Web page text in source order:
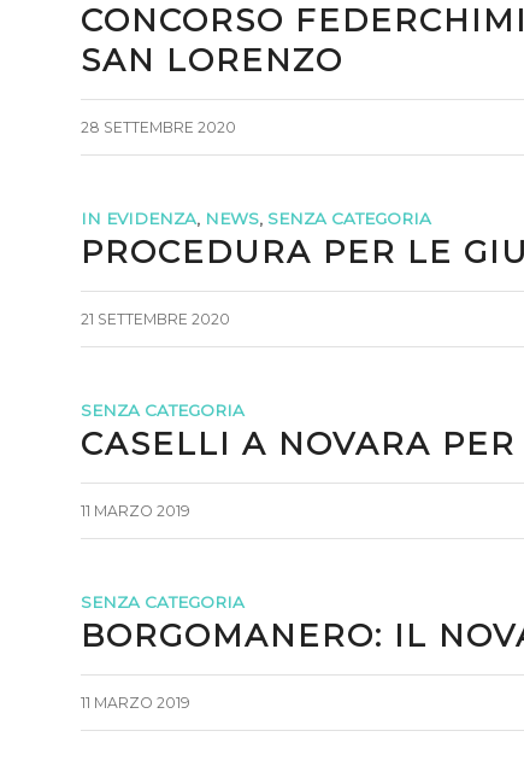
CONCORSO
SAN LORENZO
28 SETTEMBRE 2020
IN EVIDENZA, NEWS, SENZA CATEGORIA
PROCEDURA PER LE
21 SETTEMBRE 2020
SENZA CATEGORIA
CASELLI A NOVARA
11 MARZO 2019
SENZA CATEGORIA
BORGOMANERO: IL
11 MARZO 2019